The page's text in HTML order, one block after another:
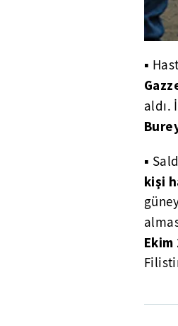
▪
aldı.
▪
kişi